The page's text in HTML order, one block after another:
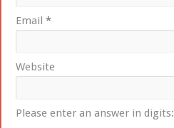
Email*
Website
Please enter an answer in digits: